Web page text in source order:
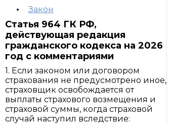
Закон
Статья 964 ГК РФ,
действующая редакция
гражданского кодекса на 2026
год с комментариями
1. Если законом или договором
страхования не предусмотрено иное,
страховщик освобождается от
выплаты страхового возмещения и
страховой суммы, когда страховой
случай наступил вследствие: